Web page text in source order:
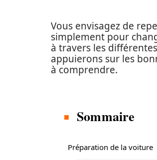
Vous envisagez de
simplement pour
à travers les
appuierons sur les
à comprendre.
Sommaire
Préparation de la voiture